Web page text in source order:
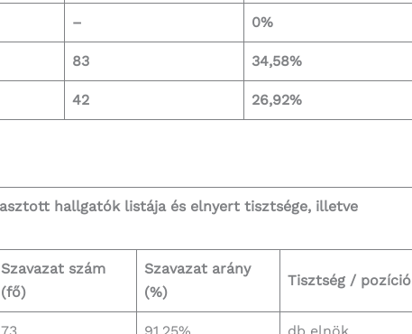
– 0%
83 34,58%
42 26,92%
hallgatók listája és elnyert tisztsége, illetve
Szavazat szám
(fő)
Szavazat arány
(%)
Tisztség / pozíció